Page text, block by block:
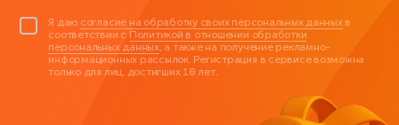
Я даю согласие на обработку своих персональных данныхв
соответствии с Политикой в отношении обработки
персональных данных, а также на получение рекламно-
информационных рассылок. Регистрация в сервисе возможна
только для лиц, достигших 18 лет.